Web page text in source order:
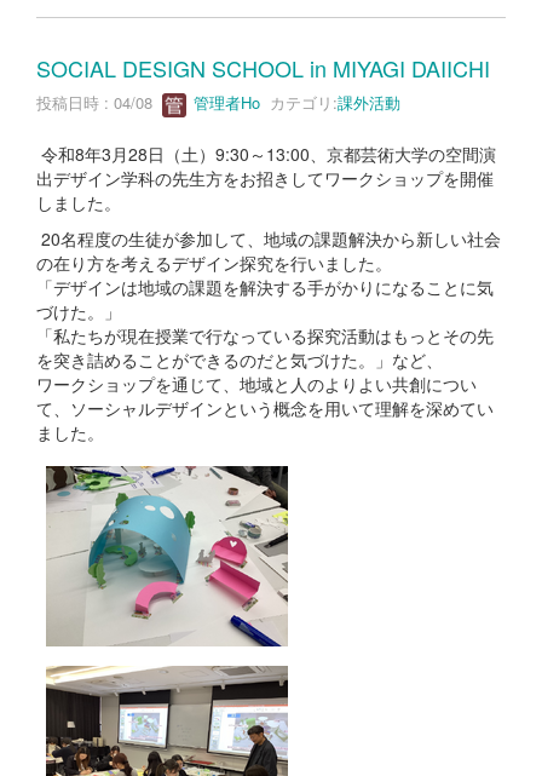
SOCIAL DESIGN SCHOOL in MIYAGI DAIICHI
投稿日時 : 04/08 管理者Ho カテゴリ:課外活動
令和8年3月28日（土）9:30～13:00、京都芸術大学の空間演
出デザイン学科の先生方をお招きしてワークショップを開催
しました。
20名程度の生徒が参加して、地域の課題解決から新しい社会
の在り方を考えるデザイン探究を行いました。
「デザインは地域の課題を解決する手がかりになることに気
づけた。」
「私たちが現在授業で行なっている探究活動はもっとその先
を突き詰めることができるのだと気づけた。」など、
ワークショップを通じて、地域と人のよりよい共創につい
て、ソーシャルデザインという概念を用いて理解を深めてい
ました。